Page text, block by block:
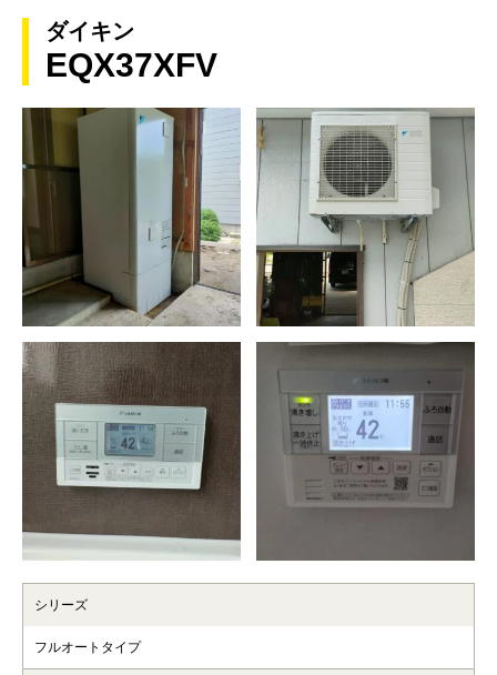
ダイキン
EQX37XFV
シリーズ
フルオートタイプ